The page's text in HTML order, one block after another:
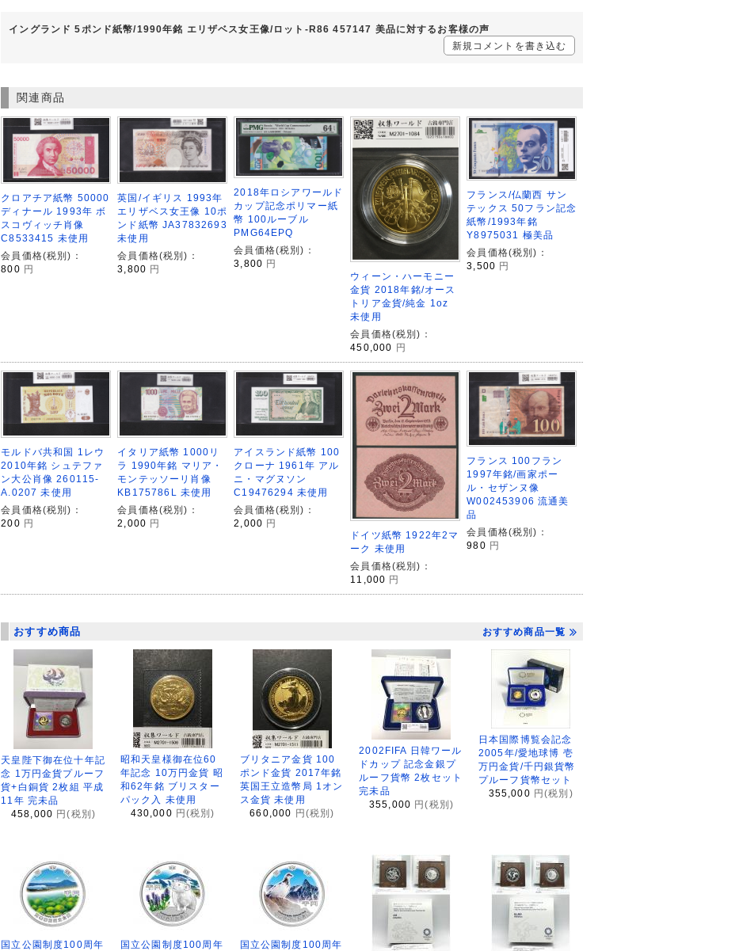
イングランド 5ポンド紙幣/1990年銘 エリザベス女王像/ロット-R86 457147 美品に対するお客様の声
新規コメントを書き込む
関連商品
クロアチア紙幣 50000
ディナール 1993年 ボ
スコヴィッチ肖像
C8533415 未使用
会員価格(税別)：
800 円
英国/イギリス 1993年
エリザベス女王像 10ポ
ンド紙幣 JA37832693
未使用
会員価格(税別)：
3,800 円
2018年ロシアワールド
カップ記念ポリマー紙
幣 100ルーブル
PMG64EPQ
会員価格(税別)：
3,800 円
ウィーン・ハーモニー
金貨 2018年銘/オース
トリア金貨/純金 1oz
未使用
会員価格(税別)：
450,000 円
フランス/仏蘭西 サン
テックス 50フラン記念
紙幣/1993年銘
Y8975031 極美品
会員価格(税別)：
3,500 円
モルドバ共和国 1レウ
2010年銘 シュテファ
ン大公肖像 260115-
A.0207 未使用
会員価格(税別)：
200 円
イタリア紙幣 1000リ
ラ 1990年銘 マリア・
モンテッソーリ肖像
KB175786L 未使用
会員価格(税別)：
2,000 円
アイスランド紙幣 100
クローナ 1961年 アル
ニ・マグヌソン
C19476294 未使用
会員価格(税別)：
2,000 円
ドイツ紙幣 1922年2マ
ーク 未使用
会員価格(税別)：
11,000 円
フランス 100フラン
1997年銘/画家ポー
ル・セザンヌ像
W002453906 流通美
品
会員価格(税別)：
980 円
おすすめ商品 おすすめ商品一覧
天皇陛下御在位十年記
念 1万円金貨プルーフ
貨+白銅貨 2枚組 平成
11年 完未品
458,000 円(税別)
昭和天皇様御在位60
年記念 10万円金貨 昭
和62年銘 ブリスター
パック入 未使用
430,000 円(税別)
ブリタニア金貨 100
ポンド金貨 2017年銘
英国王立造幣局 1オン
ス金貨 未使用
660,000
円(税別)
2002FIFA 日韓ワール
ドカップ 記念金銀プ
ルーフ貨幣 2枚セット
完未品
355,000 円(税別)
日本国際博覧会記念
2005年/愛地球博 壱
万円金貨/千円銀貨幣
プルーフ貨幣セット
355,000 円(税別)
国立公園制度100周年
国立公園制度100周年
国立公園制度100周年